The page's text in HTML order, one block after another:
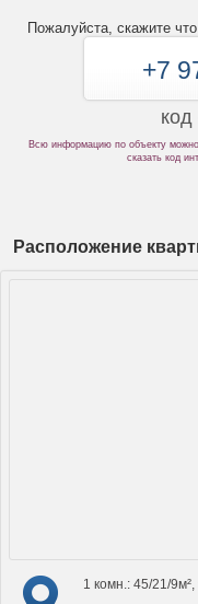
Пожалуйста, скажите
+7
код
Всю информацию по объекту можно
сказать код
Расположение
1 комн.: 45/21/